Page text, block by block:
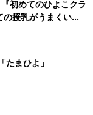
初めてのひよこクラ
の授乳がうまくい
のトラブル 解決テ
たまひよ」